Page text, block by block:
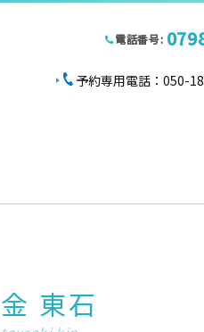
電話番号:
予約専用電話：050-
金 東石